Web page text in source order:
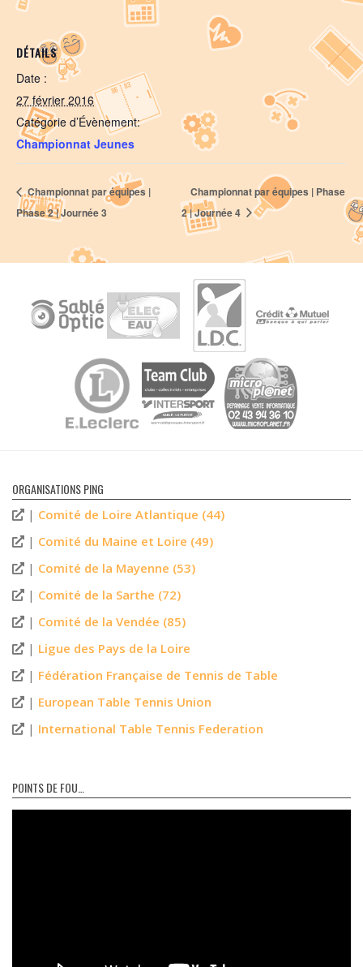
DÉTAILS
Date :
27 février 2016
Catégorie d’Évènement:
Championnat Jeunes
Championnat par équipes |
Phase 2 | Journée 3
Championnat par équipes | Phase
2 | Journée 4
ORGANISATIONS PING
| Comité de Loire Atlantique (44)
| Comité du Maine et Loire (49)
| Comité de la Mayenne (53)
| Comité de la Sarthe (72)
| Comité de la Vendée (85)
| Ligue des Pays de la Loire
| Fédération Française de Tennis de Table
| European Table Tennis Union
| International Table Tennis Federation
POINTS DE FOU…